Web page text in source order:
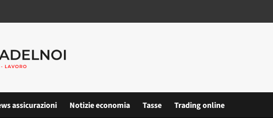
assicurazioni Notizie economia Tasse Trading online